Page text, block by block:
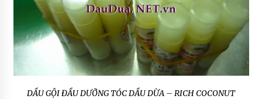
DẦU GỘI ĐẦU DƯỠNG TÓC DẦU DỪA – RICH COCONUT